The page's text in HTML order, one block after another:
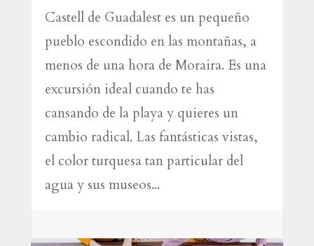
Castell de Guadalest es un pequeño
pueblo escondido en las montañas, a
menos de una hora de Moraira. Es una
excursión ideal cuando te has
cansando de la playa y quieres un
cambio radical. Las fantásticas vistas,
el color turquesa tan particular del
agua y sus museos...